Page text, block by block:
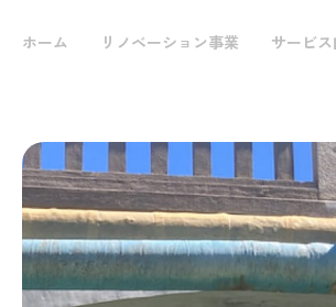
お問い合わせ
ホーム リノベーション事業 サービ